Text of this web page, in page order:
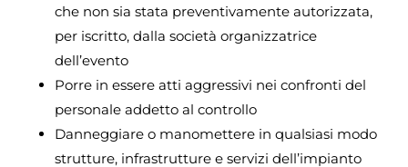
che non sia stata preventivamente autorizzata,
per iscritto, dalla società organizzatrice
dell’evento
Porre in essere atti aggressivi nei confronti del
personale addetto al controllo
Danneggiare o manomettere in qualsiasi modo
strutture, infrastrutture e servizi dell’impianto